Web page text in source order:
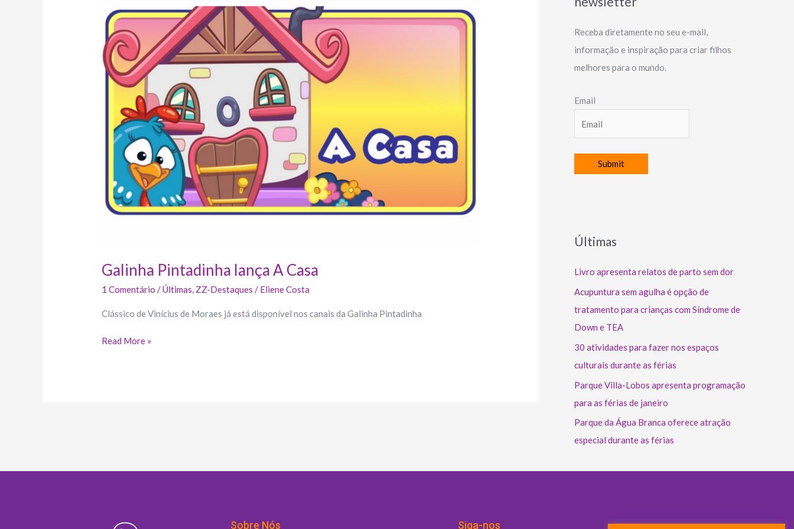
Galinha Pintadinha lança A Casa
1 Comentário /Últimas ZZ-Destaques / Eliene Costa
Clássico de Vinícius de Moraes já está disponível nos canais da Galinha Pintadinha
lança
Casa
Read More »
Receba diretamente no seu e-mail,
informação e inspiração para criar filhos
melhores para o mundo.
Email
Últimas
Livro apresenta relatos de parto sem dor
Acupuntura sem agulha é opção de
tratamento para crianças com Síndrome de
Down e TEA
30 atividades para fazer nos espaços
culturais durante as férias
Parque Villa-Lobos apresenta programação
para as férias de janeiro
Parque da Água Branca oferece atração
especial durante as férias
Sobre Nós Siga-nos